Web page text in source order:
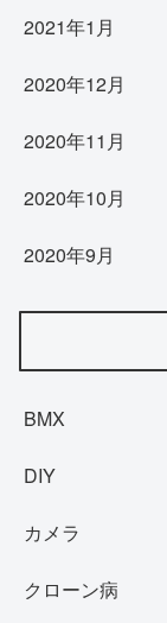
2021年1月
2020年12月
2020年11月
2020年10月
2020年9月
BMX
DIY
カメラ
クローン病